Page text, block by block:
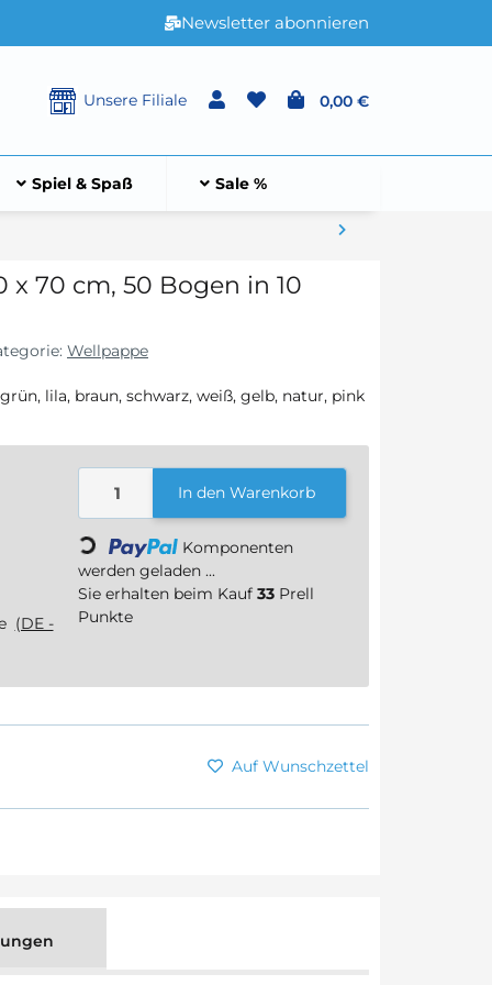
Newsletter abonnieren
Unsere Filiale 0,00 €
Spiel & Spaß Sale %
x 70 cm, 50 Bogen in 10
Wellpappe
lila, braun, schwarz, weiß, gelb, natur, pink
(DE -
In den Warenkorb
Loading...
Komponenten
werden geladen ...
Sie erhalten beim Kauf 33 Prell
Punkte
Auf Wunschzettel